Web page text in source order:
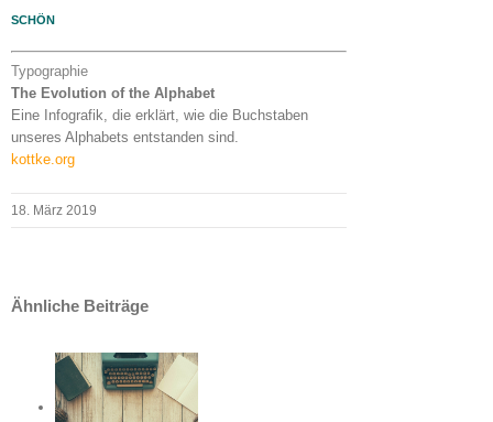
SCHÖN
Typographie
The Evolution of the Alphabet
Eine Infografik, die erklärt, wie die Buchstaben
unseres Alphabets entstanden sind.
kottke.org
18. März 2019
Ähnliche Beiträge